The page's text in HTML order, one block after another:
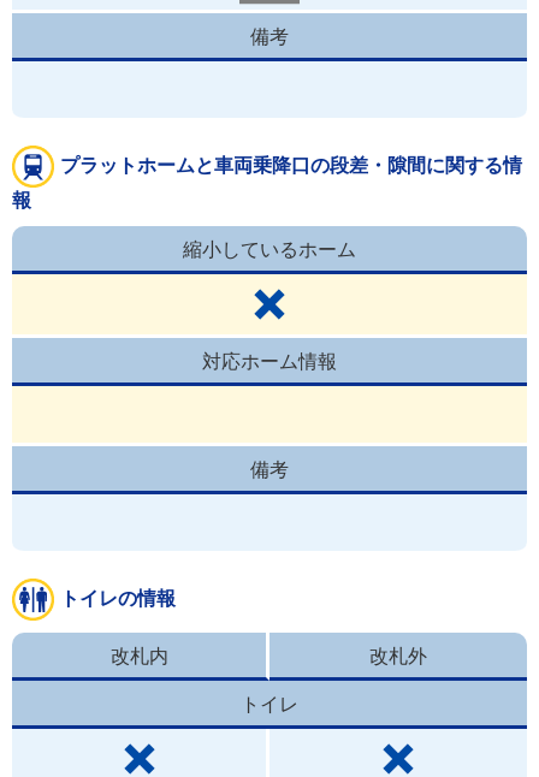
備考
プラットホームと車両乗降口の段差・隙間に関する情
報
縮小しているホーム
対応ホーム情報
備考
トイレの情報
改札内 改札外
トイレ